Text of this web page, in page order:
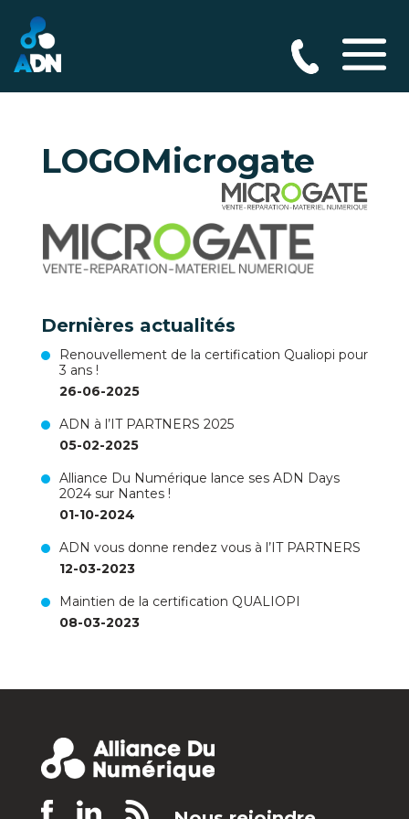
LOGOMicrogate
Dernières actualités
Renouvellement de la certification Qualiopi pour
3 ans !
26-06-2025
ADN à l’IT PARTNERS 2025
05-02-2025
Alliance Du Numérique lance ses ADN Days
2024 sur Nantes !
01-10-2024
ADN vous donne rendez vous à l’IT PARTNERS
12-03-2023
Maintien de la certification QUALIOPI
08-03-2023